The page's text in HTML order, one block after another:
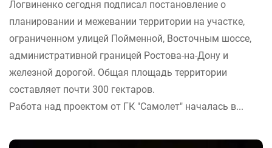
Логвиненко сегодня подписал постановление о
планировании и межевании территории на участке,
ограниченном улицей Пойменной, Восточным шоссе,
административной границей Ростова-на-Дону и
железной дорогой. Общая площадь территории
составляет почти 300 гектаров.
Работа над проектом от ГК "Самолет" началась в...